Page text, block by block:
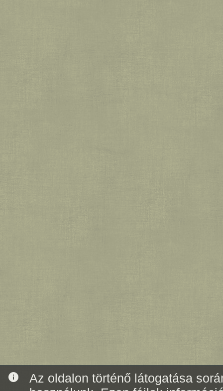
info
Az oldalon történő látogatása